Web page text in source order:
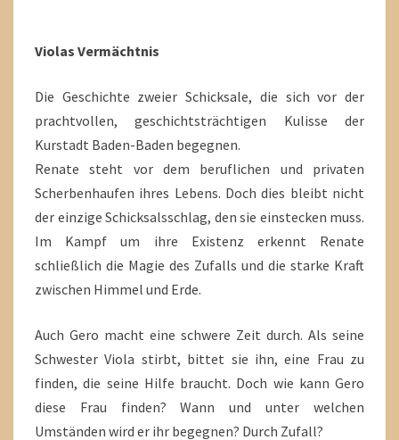
Violas Vermächtnis
Die Geschichte zweier Schicksale, die sich vor der
prachtvollen, geschichtsträchtigen Kulisse der
Kurstadt Baden-Baden begegnen.
Renate steht vor dem beruflichen und privaten
Scherbenhaufen ihres Lebens. Doch dies bleibt nicht
der einzige Schicksalsschlag, den sie einstecken muss.
Im Kampf um ihre Existenz erkennt Renate
schließlich die Magie des Zufalls und die starke Kraft
zwischen Himmel und Erde.
Auch Gero macht eine schwere Zeit durch. Als seine
Schwester Viola stirbt, bittet sie ihn, eine Frau zu
finden, die seine Hilfe braucht. Doch wie kann Gero
diese Frau finden? Wann und unter welchen
Umständen wird er ihr begegnen? Durch Zufall?